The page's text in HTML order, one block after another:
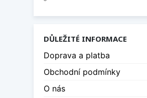
DŮLEŽITÉ INFORMACE
Doprava a platba
Obchodní podmínky
O nás